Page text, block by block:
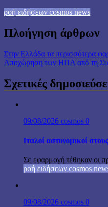
ροή ειδήσεων cosmos news
Πλοήγηση άρθρων
Στην Ελλάδα τα περισσότερα
Aποχώρηση των ΗΠΑ από τη
Σχετικές
09/08/2026 cosmos 0
Ιταλοί αστυνομικοί
Σε εφαρμογή τέθηκαν οι
ροή ειδήσεων cosmos
09/08/2026 cosmos 0